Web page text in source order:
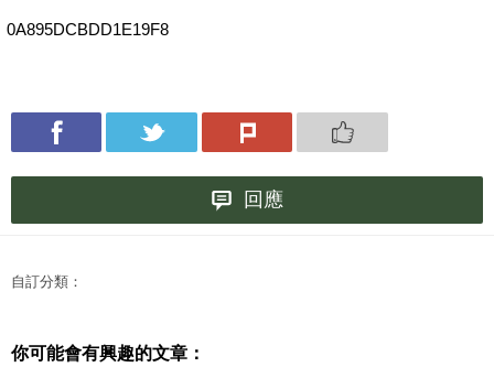
0A895DCBDD1E19F8
回應
自訂分類：
你可能會有興趣的文章：